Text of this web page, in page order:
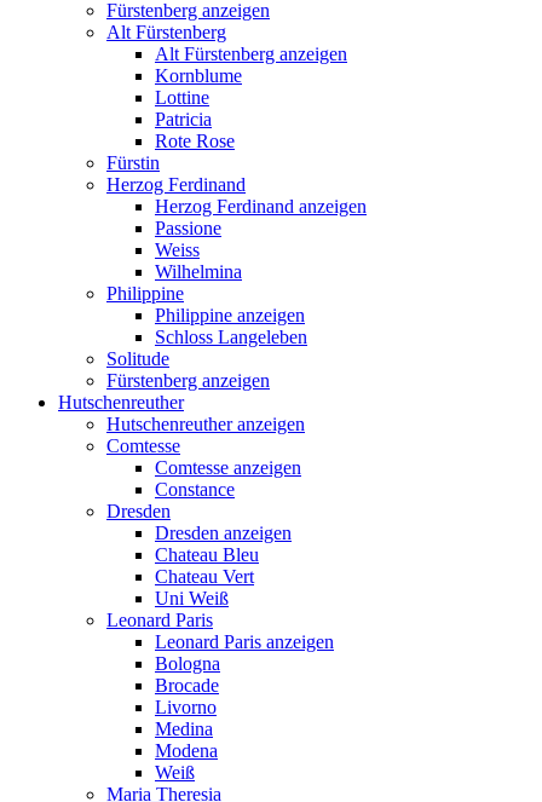
Fürstenberg anzeigen
Alt Fürstenberg
Alt Fürstenberg anzeigen
Kornblume
Lottine
Patricia
Rote Rose
Fürstin
Herzog Ferdinand
Herzog Ferdinand anzeigen
Passione
Weiss
Wilhelmina
Philippine
Philippine anzeigen
Schloss Langeleben
Solitude
Fürstenberg anzeigen
Hutschenreuther
Hutschenreuther anzeigen
Comtesse
Comtesse anzeigen
Constance
Dresden
Dresden anzeigen
Chateau Bleu
Chateau Vert
Uni Weiß
Leonard Paris
Leonard Paris anzeigen
Bologna
Brocade
Livorno
Medina
Modena
Weiß
Maria Theresia